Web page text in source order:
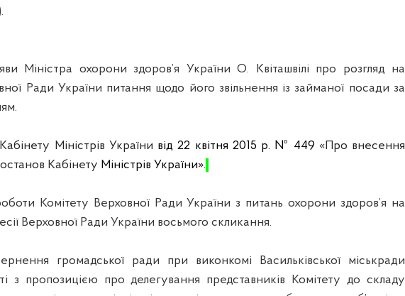
Міністра охорони здоров’я України О. Квіташвілі про розгляд на
Ради України питання щодо його звільнення із займаної посади за
Кабінету Міністрів України від 22 квітня 2015 р. № 449 «Про внесення
Кабінету Міністрів України».
Комітету Верховної Ради України з питань охорони здоров’я на
Верховної Ради України восьмого скликання.
громадської ради при виконкомі Васильківської міськради
з пропозицією про делегування представників Комітету до складу